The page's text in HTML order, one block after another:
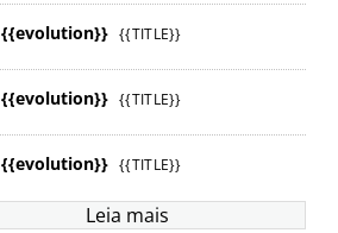
{{evolution}} {{TITLE}}
{{evolution}} {{TITLE}}
{{evolution}} {{TITLE}}
Leia mais